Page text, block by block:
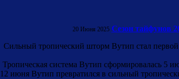
20 Июня 2025 Сезон тайфунов
Сильный тропический шторм Вутип стал
Тропическая система Вутип сформировалась 5
12 июня Вутип превратился в сильный